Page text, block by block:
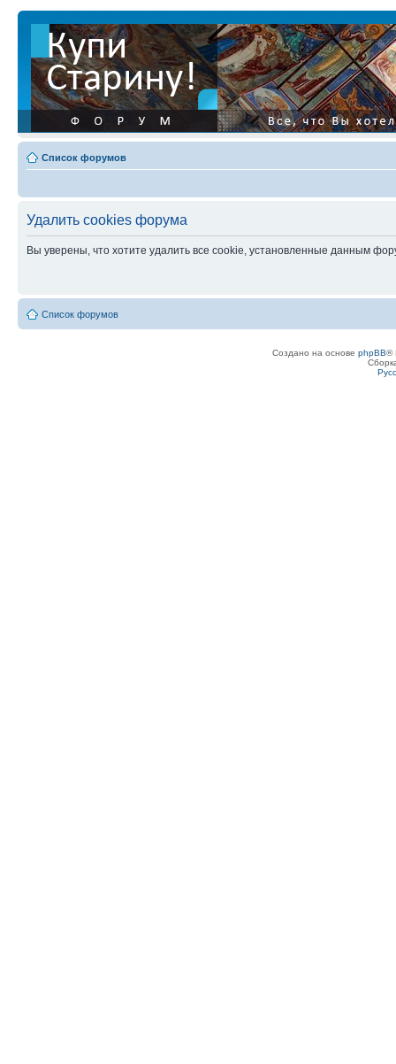
Список форумов
Удалить cookies форума
Вы уверены, что хотите удалить все cookie, установленные данным
Список форумов
Создано на основе phpBB®